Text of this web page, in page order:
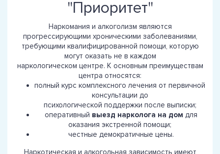
"Приоритет"
Наркомания и алкоголизм являются
прогрессирующими хроническими заболеваниями,
требующими квалифицированной помощи, которую
могут оказать не в каждом
наркологическом центре. К основным преимуществам
центра относятся:
полный курс комплексного лечения от первичной
консультации до
психологической поддержки после выписки;
оперативный выезд нарколога на дом для
оказания экстренной помощи;
честные демократичные цены.
Наркотическая и алкогольная зависимость имеют